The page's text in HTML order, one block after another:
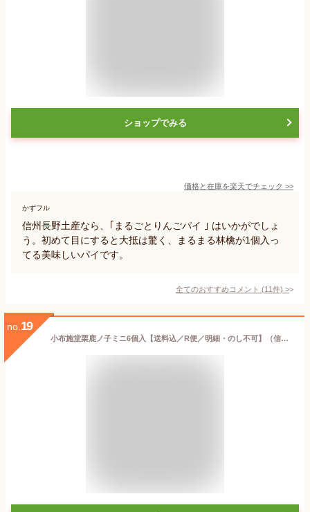
ショップでみる
価格と在庫を楽天でチェック >>
かずフル
信州長野土産なら、｢まるごとりんごパイ ｣ はいかがでしょ
う。初めて目にすると大抵は驚く、まるまる林檎が1個入っ
てる美味しいパイです。
全てのおすすめコメント (11件) >
no. 19
小布施堂栗鹿ノ子ミニ6個入【送料込／R便／明細・のし不可】（信州長野県小布施のお土産 お菓子 和菓子小布施堂 栗菓子 栗鹿の子 栗かのこ）